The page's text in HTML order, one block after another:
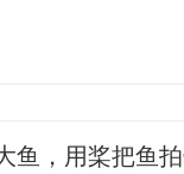
鱼，用桨把鱼